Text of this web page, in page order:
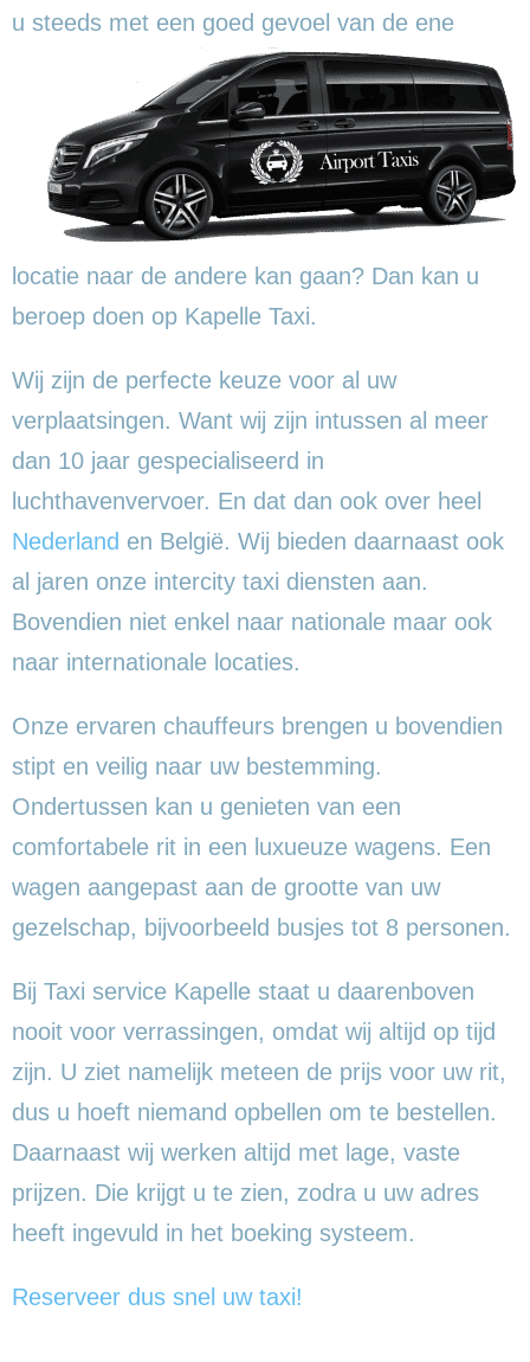
u steeds met een goed gevoel van de ene
locatie naar de andere kan gaan? Dan kan u
beroep doen op Kapelle Taxi.
Wij zijn de perfecte keuze voor al uw
verplaatsingen. Want wij zijn intussen al meer
dan 10 jaar gespecialiseerd in
luchthavenvervoer. En dat dan ook over heel
Nederland en België. Wij bieden daarnaast ook
al jaren onze intercity taxi diensten aan.
Bovendien niet enkel naar nationale maar ook
naar internationale locaties.
Onze ervaren chauffeurs brengen u bovendien
stipt en veilig naar uw bestemming.
Ondertussen kan u genieten van een
comfortabele rit in een luxueuze wagens. Een
wagen aangepast aan de grootte van uw
gezelschap, bijvoorbeeld busjes tot 8 personen.
Bij Taxi service Kapelle staat u daarenboven
nooit voor verrassingen, omdat wij altijd op tijd
zijn. U ziet namelijk meteen de prijs voor uw rit,
dus u hoeft niemand opbellen om te bestellen.
Daarnaast wij werken altijd met lage, vaste
prijzen. Die krijgt u te zien, zodra u uw adres
heeft ingevuld in het boeking systeem.
Reserveer dus snel uw taxi!